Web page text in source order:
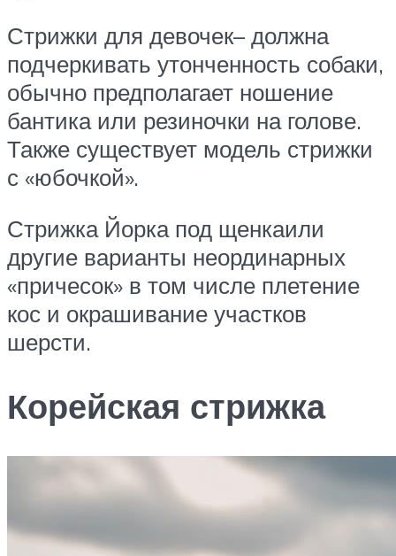
Стрижки для девочек– должна
подчеркивать утонченность собаки,
обычно предполагает ношение
бантика или резиночки на голове.
Также существует модель стрижки
с «юбочкой».
Стрижка Йорка под щенкаили
другие варианты неординарных
«причесок» в том числе плетение
кос и окрашивание участков
шерсти.
Корейская стрижка